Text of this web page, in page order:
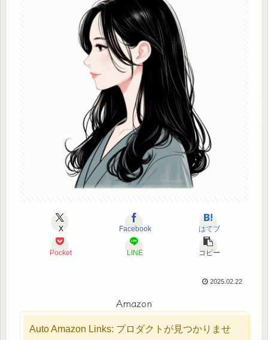
X Facebook はてブ
Pocket LINE コピー
2025.02.22
Amazon
Auto Amazon Links: プロダクトが見つかりませ